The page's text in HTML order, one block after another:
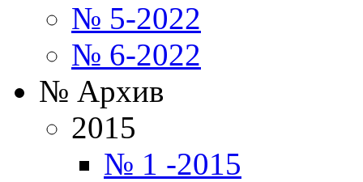
№ 5-2022
№ 6-2022
№ Архив
2015
№ 1 -2015